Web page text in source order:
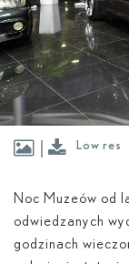
Low res
Noc Muzeów od
odwiedzanych
godzinach